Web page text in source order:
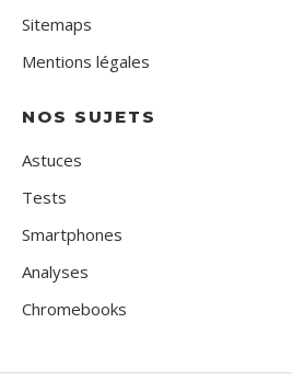
Sitemaps
Mentions légales
NOS SUJETS
Astuces
Tests
Smartphones
Analyses
Chromebooks